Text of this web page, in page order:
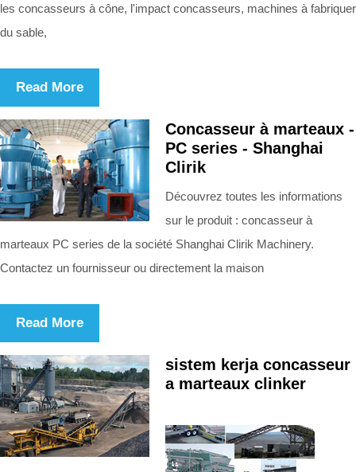
les concasseurs à cône, l'impact concasseurs, machines à fabriquer
du sable,
Read More
Concasseur à marteaux -
PC series - Shanghai
Clirik
Découvrez toutes les informations
sur le produit : concasseur à
marteaux PC series de la société Shanghai Clirik Machinery.
Contactez un fournisseur ou directement la maison
Read More
sistem kerja concasseur
a marteaux clinker